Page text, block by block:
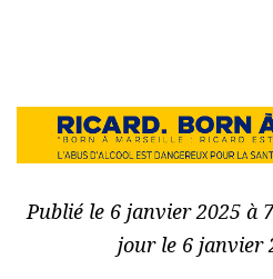
Publié le 6 janvier 2025 à
jour le 6 janvier